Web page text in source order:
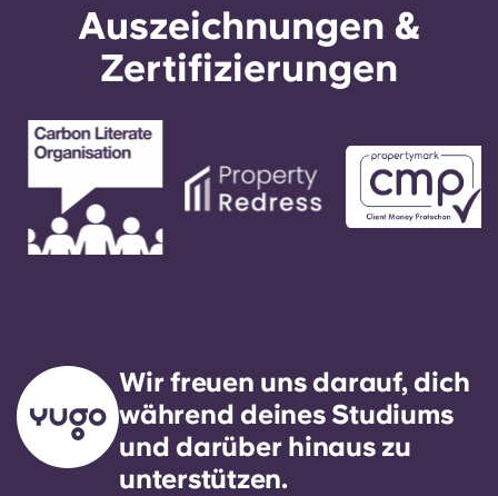
Auszeichnungen &
Zertifizierungen
Wir freuen uns darauf, dich
während deines Studiums
und darüber hinaus zu
unterstützen.